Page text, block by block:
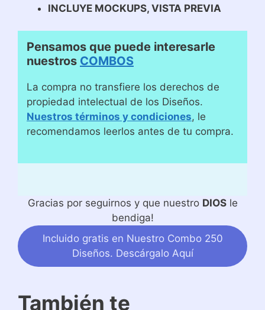
INCLUYE MOCKUPS, VISTA PREVIA
Pensamos que puede interesarle
nuestros COMBOS
La compra no transfiere los derechos de
propiedad intelectual de los Diseños.
Nuestros términos y condiciones, le
recomendamos leerlos antes de tu compra.
Gracias por seguirnos y que nuestro DIOSle
bendiga!
Incluido gratis en Nuestro Combo 250
Diseños. Descárgalo Aquí
También te